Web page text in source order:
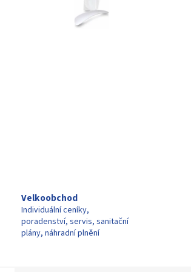
Velkoobchod
Individuální ceníky,
poradenství, servis, sanitační
plány, náhradní plnění